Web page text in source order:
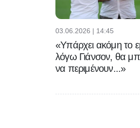
03.06.2026 | 14:45
«Υπάρχει ακόμη το
λόγω Γιάνσον, θα
να περιμένουν...»